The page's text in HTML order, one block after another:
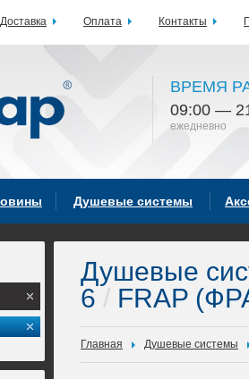
ВРЕМЯ
09:00 —
ежедневно
Душевые системы
Душевые
6 / FRAP
Главная Душевые системы
Доставка Оплата Контакты